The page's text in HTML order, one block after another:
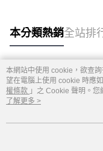
本分類熱銷全站排
熱門標籤
本網站中使用 cookie，欲查
望在電腦上使用 cookie 時應
權條款 」之 Cookie 聲明。
用條款之 Cookie 聲明使用
了解更多 >